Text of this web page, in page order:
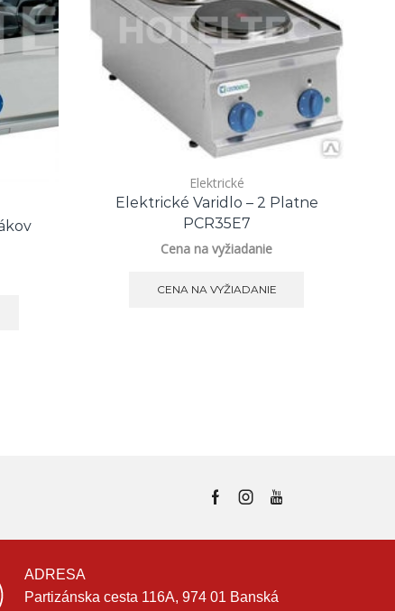
Elektrické
Elektrické Varidlo – 2 Platne
PCR35E7
Cena na vyžiadanie
CENA NA VYŽIADANIE
ADRESA
Partizánska cesta 116A, 974 01 Banská